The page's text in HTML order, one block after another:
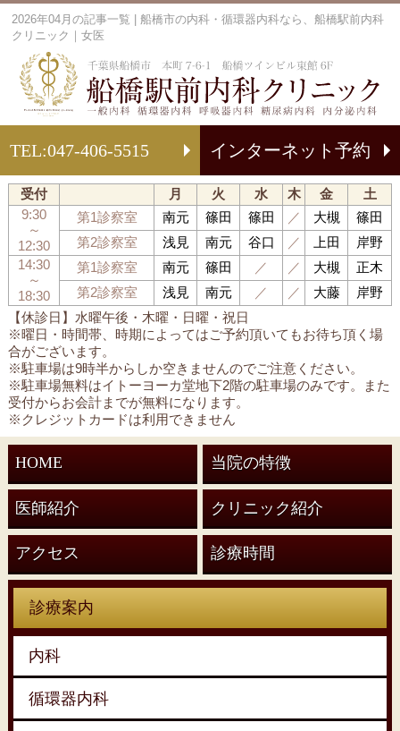
2026年04月の記事一覧 | 船橋市の内科・循環器内科なら、船橋駅前内科
クリニック｜女医
TEL:047-406-5515 インターネット予約
【休診日】水曜午後・木曜・日曜・祝日
※曜日・時間帯、時期によってはご予約頂いてもお待ち頂く場
合がございます。
※駐車場は9時半からしか空きませんのでご注意ください。
※駐車場無料はイトーヨーカ堂地下2階の駐車場のみです。また
受付からお会計までが無料になります。
※クレジットカードは利用できません
受付 月 火 水 木 金
土
9:30
～
12:30
第1診察室 南元 篠田 篠田 ／ 大槻
篠田
第2診察室
浅見 南元 谷口 ／ 上田
岸野
14:30
～
18:30
第1診察室 南元 篠田 ／ ／ 大槻
正木
第2診察室
浅見 南元 ／ ／ 大藤 岸野
HOME 当院の特徴
医師紹介 クリニック紹介
アクセス 診療時間
診療案内
内科
循環器内科